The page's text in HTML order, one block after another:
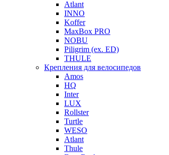
Atlant
INNO
Koffer
MaxBox PRO
NOBU
Piligrim (ex. ED)
THULE
Крепления для велосипедов
Amos
HQ
Inter
LUX
Rollster
Turtle
WESO
Atlant
Thule